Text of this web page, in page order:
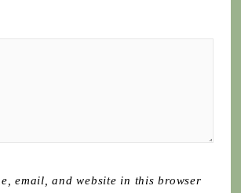
email, and website in this browser